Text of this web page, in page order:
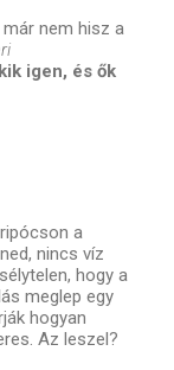
nem hisz a
igen, és ők
a
nincs víz
hogy a
meglep egy
hogyan
Az leszel?